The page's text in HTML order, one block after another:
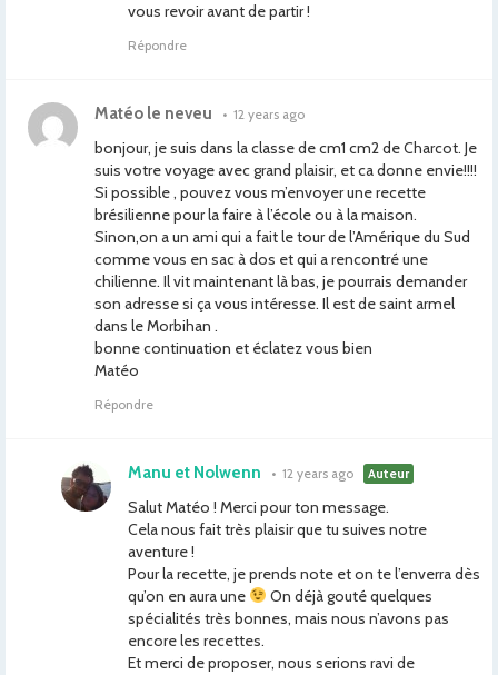
vous revoir avant de partir !
Répondre
Matéo le neveu • 12 years ago
bonjour, je suis dans la classe de cm1 cm2 de Charcot. Je
suis votre voyage avec grand plaisir, et ca donne envie!!!!
Si possible , pouvez vous m’envoyer une recette
brésilienne pour la faire à l’école ou à la maison.
Sinon,on a un ami qui a fait le tour de l’Amérique du Sud
comme vous en sac à dos et qui a rencontré une
chilienne. Il vit maintenant là bas, je pourrais demander
son adresse si ça vous intéresse. Il est de saint armel
dans le Morbihan .
bonne continuation et éclatez vous bien
Matéo
Répondre
Manu et Nolwenn • 12 years ago Auteur
Salut Matéo ! Merci pour ton message.
Cela nous fait très plaisir que tu suives notre
aventure !
Pour la recette, je prends note et on te l’enverra dès
qu’on en aura une
On déjà gouté quelques
spécialités très bonnes, mais nous n’avons pas
encore les recettes.
Et merci de proposer, nous serions ravi de